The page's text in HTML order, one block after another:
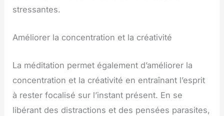
stressantes.
Améliorer la concentration et la créativité
La méditation permet également d’améliorer la
concentration et la créativité en entraînant l’esprit
à rester focalisé sur l’instant présent. En se
libérant des distractions et des pensées parasites,